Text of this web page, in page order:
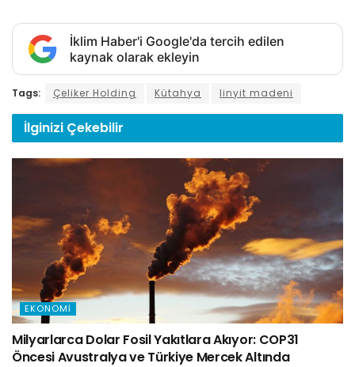
İklim Haber'i Google'da tercih edilen
kaynak olarak ekleyin
Tags: Çeliker Holding Kütahya linyit madeni
İlginizi Çekebilir
EKONOMI
Milyarlarca Dolar Fosil Yakıtlara Akıyor: COP31
Öncesi Avustralya ve Türkiye Mercek Altında